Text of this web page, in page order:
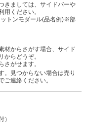
きましては、サイドバーや
用ください。
トンモダール(品名例)※部
材からさがす場合、サイド
からどうぞ。
さがせます。
。見つからない場合は売り
連絡ください。
）